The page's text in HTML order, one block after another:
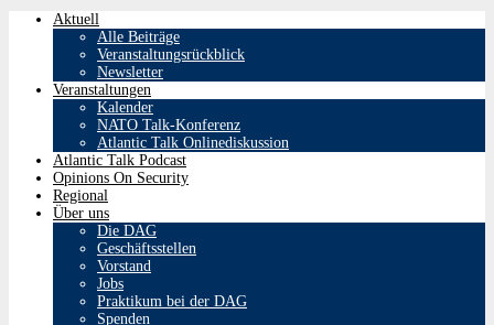
Aktuell
Alle Beiträge
Veranstaltungsrückblick
Newsletter
Veranstaltungen
Kalender
NATO Talk-Konferenz
Atlantic Talk Onlinediskussion
Atlantic Talk Podcast
Opinions On Security
Regional
Über uns
Die DAG
Geschäftsstellen
Vorstand
Jobs
Praktikum bei der DAG
Spenden